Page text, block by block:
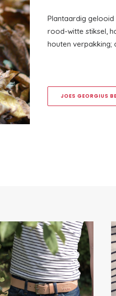
Plantaardig
rood-witte stiksel,
houten verpakking;
JOES GEORGIUS